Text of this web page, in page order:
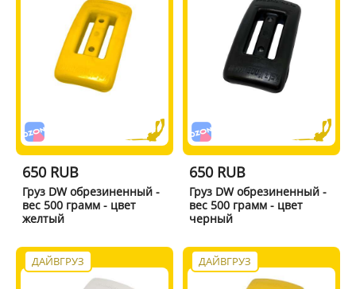
650 RUB
Груз DW обрезиненный -
вес 500 грамм - цвет
желтый
650 RUB
Груз DW обрезиненный -
вес 500 грамм - цвет
черный
ДАЙВГРУЗ ДАЙВГРУЗ